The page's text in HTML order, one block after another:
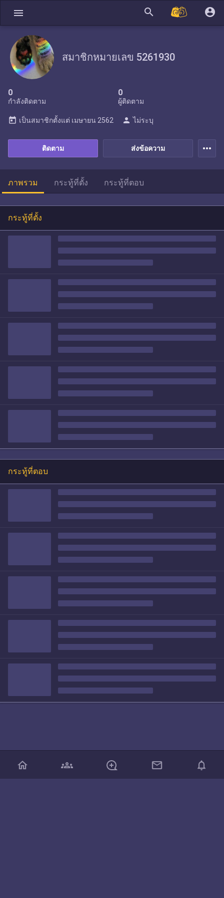
menu search account_circle
สมาชิกหมายเลข 5261930
0
กำลังติดตาม
0
ผู้ติดตาม
ส่งข้อความ
ติดตาม
today เป็นสมาชิกตั้งแต่ เมษายน 2562 person ไม่ระบุ
more_horiz
ภาพรวม กระทู้ที่ตั้ง กระทู้ที่ตอบ
กระทู้ที่ตั้ง
กระทู้ที่ตอบ